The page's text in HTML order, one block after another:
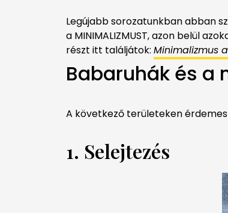
Legújabb sorozatunkban abban
a MINIMALIZMUST, azon belül
részt itt találjátok: Minimalizmus
Babaruhák és a
A következő területeken érdemes
1. Selejtezés